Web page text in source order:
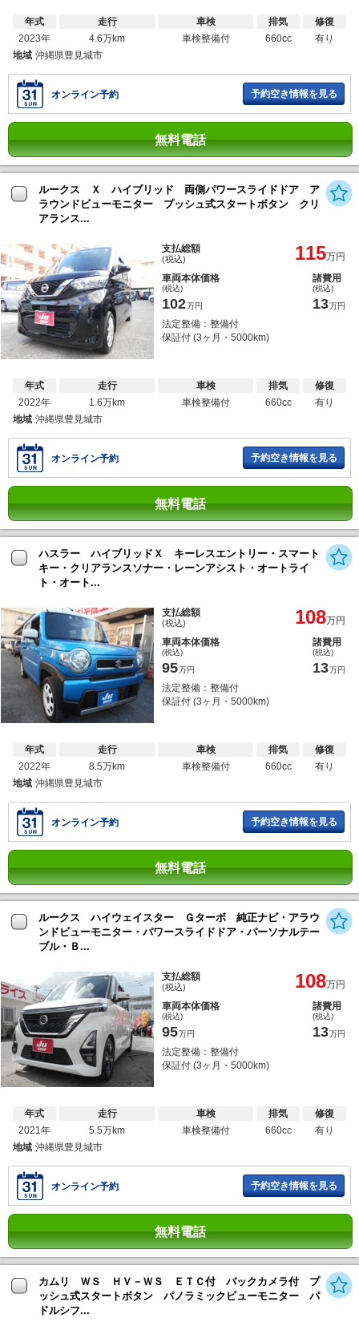
年式
2023年
走行
4.6万km
車検
車検整備付
排気
660cc
修復
有り
地域 沖縄県豊見城市
オンライン予約 予約空き情報を見る
無料電話
ルークス Ｘ ハイブリッド 両側パワースライドドア ア
ラウンドビューモニター プッシュ式スタートボタン クリ
アランス...
支払総額
(税込) 115万円
車両本体価格
(税込)
102万円
諸費用
(税込)
13万円
法定整備：整備付
保証付 (3ヶ月・5000km)
年式
2022年
走行
1.6万km
車検
車検整備付
排気
660cc
修復
有り
地域 沖縄県豊見城市
オンライン予約 予約空き情報を見る
無料電話
ハスラー ハイブリッドＸ キーレスエントリー・スマート
キー・クリアランスソナー・レーンアシスト・オートライ
ト・オート...
支払総額
(税込) 108万円
車両本体価格
(税込)
95万円
諸費用
(税込)
13万円
法定整備：整備付
保証付 (3ヶ月・5000km)
年式
2022年
走行
8.5万km
車検
車検整備付
排気
660cc
修復
有り
地域 沖縄県豊見城市
オンライン予約 予約空き情報を見る
無料電話
ルークス ハイウェイスター Ｇターボ 純正ナビ・アラウ
ンドビューモニター・パワースライドドア・パーソナルテー
ブル・Ｂ...
支払総額
(税込) 108万円
車両本体価格
(税込)
95万円
諸費用
(税込)
13万円
法定整備：整備付
保証付 (3ヶ月・5000km)
年式
2021年
走行
5.5万km
車検
車検整備付
排気
660cc
修復
有り
地域 沖縄県豊見城市
オンライン予約 予約空き情報を見る
無料電話
カムリ ＷＳ ＨＶ－ＷＳ ＥＴＣ付 バックカメラ付 プ
ッシュ式スタートボタン パノラミックビューモニター パ
ドルシフ...